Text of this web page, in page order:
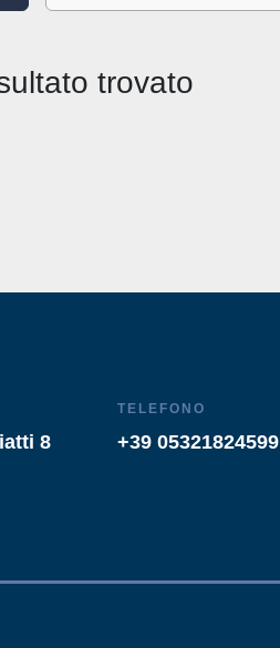
trovato
8
TELEFONO
+39 05321824599